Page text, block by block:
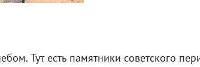
Тут есть памятники советского